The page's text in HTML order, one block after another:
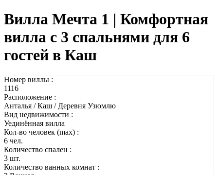
Вилла Мечта 1 | Комфортная
вилла с 3 спальнями для 6
гостей в Каш
Номер виллы :
1116
Расположение :
Анталья / Каш / Деревня Узюмлю
Вид недвижимости :
Уединённая вилла
Кол-во человек (max) :
6 чел.
Количество спален :
3 шт.
Количество ванных комнат :